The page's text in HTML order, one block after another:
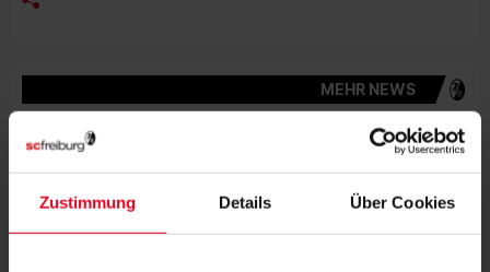
Zustimmung Details Über Cookies
MEHR NEWS
LISA KARL ALS KAPITÄNIN BESTÄTIGT